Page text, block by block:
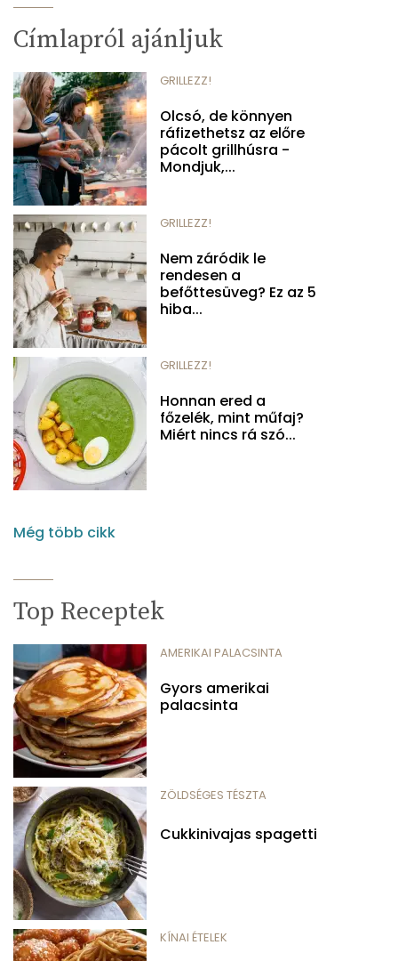
Címlapról ajánljuk
GRILLEZZ!
Olcsó, de könnyen
ráfizethetsz az előre
pácolt grillhúsra -
Mondjuk,...
GRILLEZZ!
Nem záródik le
rendesen a
befőttesüveg? Ez az 5
hiba...
GRILLEZZ!
Honnan ered a
főzelék, mint műfaj?
Miért nincs rá szó...
Még több cikk
Top Receptek
AMERIKAI PALACSINTA
Gyors amerikai
palacsinta
ZÖLDSÉGES TÉSZTA
Cukkinivajas spagetti
KÍNAI ÉTELEK